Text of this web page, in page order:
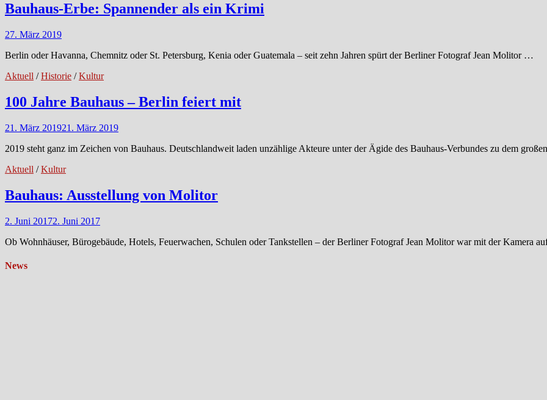
Bauhaus-Erbe: Spannender als ein Krimi
27. März 2019
Berlin oder Havanna, Chemnitz oder St. Petersburg, Kenia oder Guatemala – seit zehn Jahren spürt der Berliner Fotograf Jean Molitor …
Aktuell /Historie /Kultur
100 Jahre Bauhaus – Berlin feiert mit
21. März 201921. März 2019
2019 steht ganz im Zeichen von Bauhaus. Deutschlandweit laden unzählige Akteure unter der Ägide des Bauhaus-Verbundes zu dem
Aktuell /Kultur
Bauhaus: Ausstellung von Molitor
2. Juni 20172. Juni 2017
Ob Wohnhäuser, Bürogebäude, Hotels, Feuerwachen, Schulen oder Tankstellen – der Berliner Fotograf Jean Molitor war mit der Kamera
News